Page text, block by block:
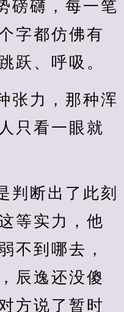
磅礴，每一笔
字都仿佛有
跃、呼吸。
张力，那种浑
只看一眼就
判断出了此刻
等实力，他
不到哪去，
辰逸还没傻
方说了暂时